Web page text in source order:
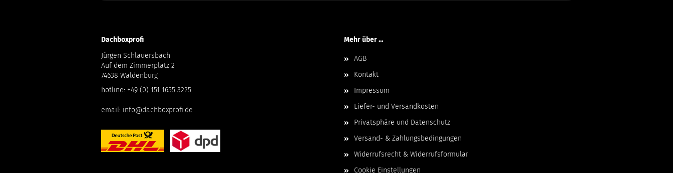
Dachboxprofi
Jürgen Schlauersbach
Auf dem Zimmerplatz 2
74638 Waldenburg
hotline: +49 (0) 151 1655 3225
email: info@dachboxprofi.de
Mehr über ...
AGB
Kontakt
Impressum
Liefer- und Versandkosten
Privatsphäre und Datenschutz
Versand- & Zahlungsbedingungen
Widerrufsrecht & Widerrufsformular
Cookie Einstellungen